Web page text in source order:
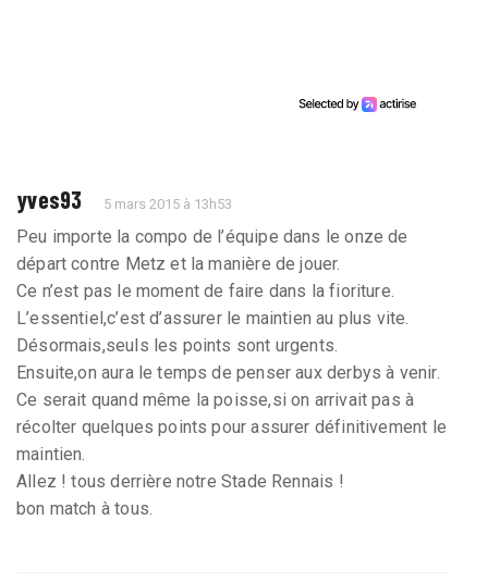
yves93 5 mars 2015 à 13h53
Peu importe la compo de l’équipe dans le onze de
départ contre Metz et la manière de jouer.
Ce n’est pas le moment de faire dans la fioriture.
L’essentiel,c’est d’assurer le maintien au plus vite.
Désormais,seuls les points sont urgents.
Ensuite,on aura le temps de penser aux derbys à venir.
Ce serait quand même la poisse,si on arrivait pas à
récolter quelques points pour assurer définitivement le
maintien.
Allez ! tous derrière notre Stade Rennais !
bon match à tous.